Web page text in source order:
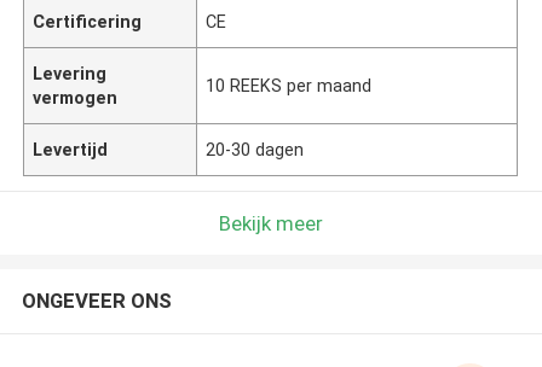
Certificering CE
Levering
vermogen
10 REEKS per maand
Levertijd 20-30 dagen
Bekijk meer
ONGEVEER ONS